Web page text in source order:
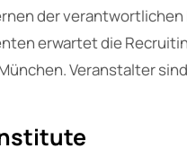
der verantwortlichen
erwartet die
Veranstalter